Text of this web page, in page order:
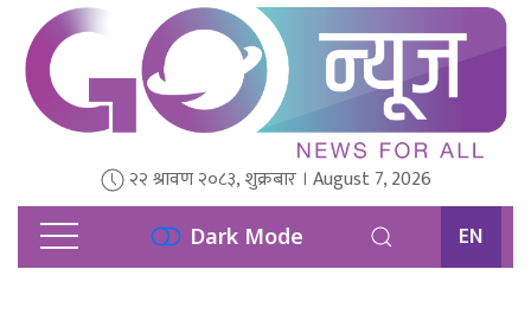
२२ श्रावण २०८३, शुक्रबार । August 7, 2026
Dark Mode EN